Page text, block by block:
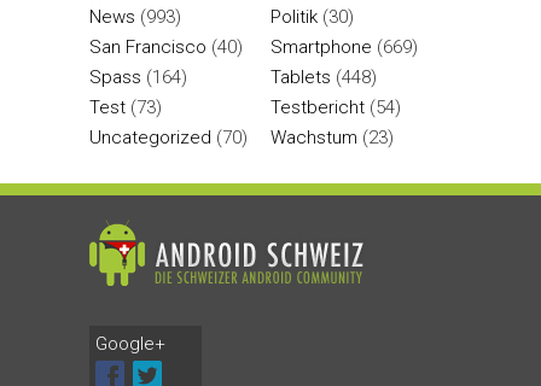
News (993) Politik (30)
San Francisco (40) Smartphone (669)
Spass (164) Tablets (448)
Test (73) Testbericht (54)
Uncategorized (70) Wachstum (23)
Google+